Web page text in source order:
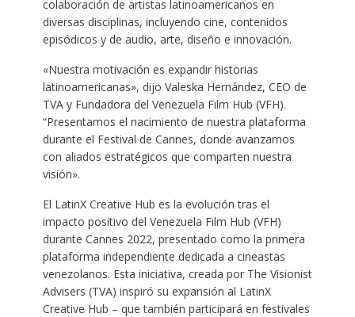
colaboración de artistas latinoamericanos en
diversas disciplinas, incluyendo cine, contenidos
episódicos y de audio, arte, diseño e innovación.
«Nuestra motivación es expandir historias
latinoamericanas», dijo Valeska Hernández, CEO de
TVA y Fundadora del Venezuela Film Hub (VFH).
“Presentamos el nacimiento de nuestra plataforma
durante el Festival de Cannes, donde avanzamos
con aliados estratégicos que comparten nuestra
visión».
El LatinX Creative Hub es la evolución tras el
impacto positivo del Venezuela Film Hub (VFH)
durante Cannes 2022, presentado como la primera
plataforma independiente dedicada a cineastas
venezolanos. Esta iniciativa, creada por The Visionist
Advisers (TVA) inspiró su expansión al LatinX
Creative Hub – que también participará en festivales